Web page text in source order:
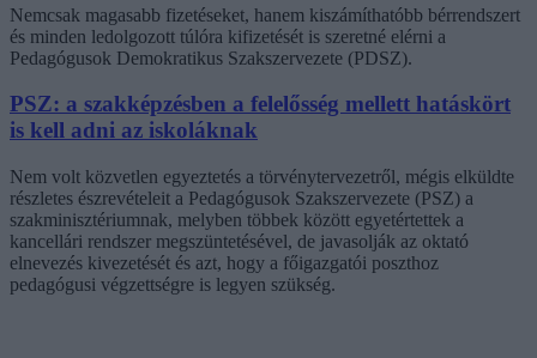
Nemcsak magasabb fizetéseket, hanem kiszámíthatóbb bérrendszert
és minden ledolgozott túlóra kifizetését is szeretné elérni a
Pedagógusok Demokratikus Szakszervezete (PDSZ).
PSZ: a szakképzésben a felelősség mellett hatáskört
is kell adni az iskoláknak
Nem volt közvetlen egyeztetés a törvénytervezetről, mégis elküldte
részletes észrevételeit a Pedagógusok Szakszervezete (PSZ) a
szakminisztériumnak, melyben többek között egyetértettek a
kancellári rendszer megszüntetésével, de javasolják az oktató
elnevezés kivezetését és azt, hogy a főigazgatói poszthoz
pedagógusi végzettségre is legyen szükség.